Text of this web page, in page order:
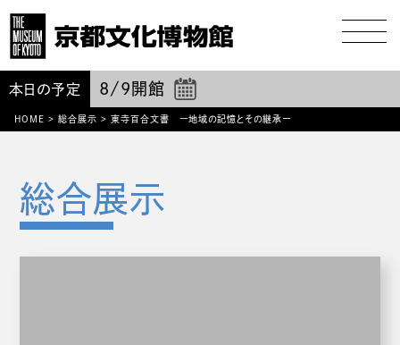
本日の予定 8/9 開館
HOME > 総合展示 > 東寺百合文書 ー地域の記憶とその継承ー